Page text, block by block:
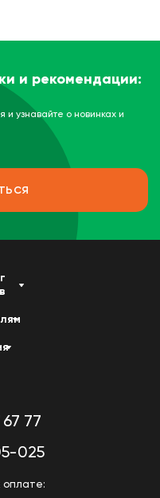
и рекомендации:
узнавайте о новинках и
77
025
оплате: